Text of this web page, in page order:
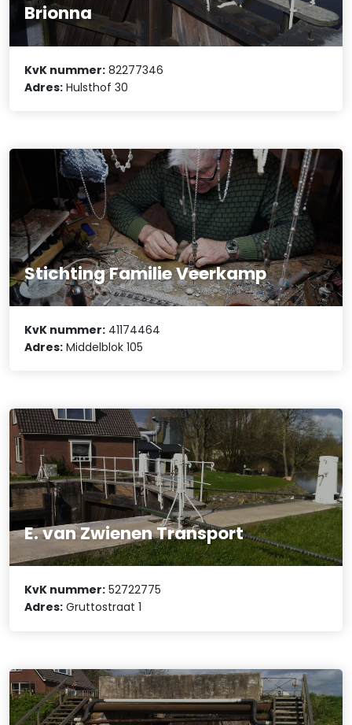
Brionna
KvK nummer: 82277346
Adres: Hulsthof 30
Stichting Familie Veerkamp
KvK nummer: 41174464
Adres: Middelblok 105
E. van Zwienen Transport
KvK nummer: 52722775
Adres: Gruttostraat 1